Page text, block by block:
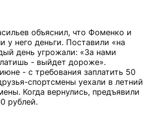
объяснил, что Фоменко и
у него деньги. Поставили «на
день угрожали: «За нами
- выйдет дороже».
- с требования заплатить 50
спортсмены уехали в летний
Когда вернулись, предъявили
рублей.